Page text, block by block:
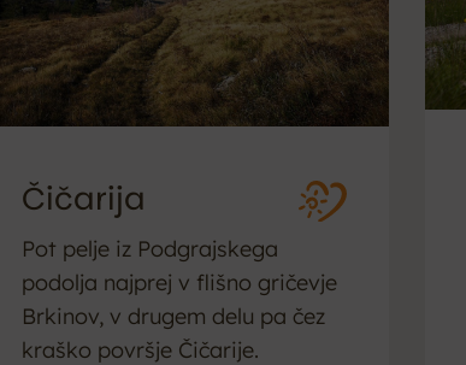
Čičarija
Pot pelje iz Podgrajskega
podolja najprej v flišno gričevje
Brkinov, v drugem delu pa čez
kraško površje Čičarije.